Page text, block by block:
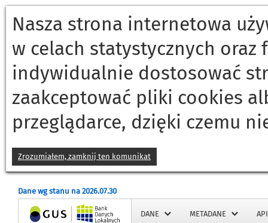
Nasza strona internetowa
w celach statystycznych
indywidualnie dostosować
zaakceptować pliki cookies
przeglądarce, dzięki czemu
Zrozumiałem, zamknij ten komunikat
Dane wg stanu na 2026.07.30
Strona główna DANE METADANE API